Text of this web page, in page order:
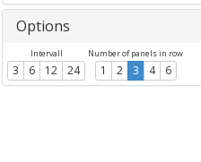
Options
Intervall
3 6 12 24
Number of panels in row
1 2 3 4 6